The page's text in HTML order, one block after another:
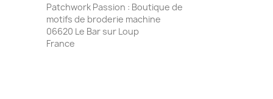
Patchwork Passion : Boutique de
motifs de broderie machine
06620 Le Bar sur Loup
France